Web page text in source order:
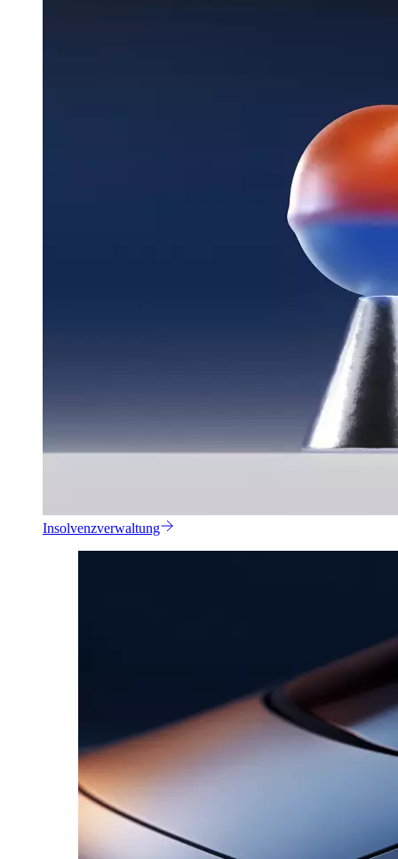
Insolvenzverwaltung